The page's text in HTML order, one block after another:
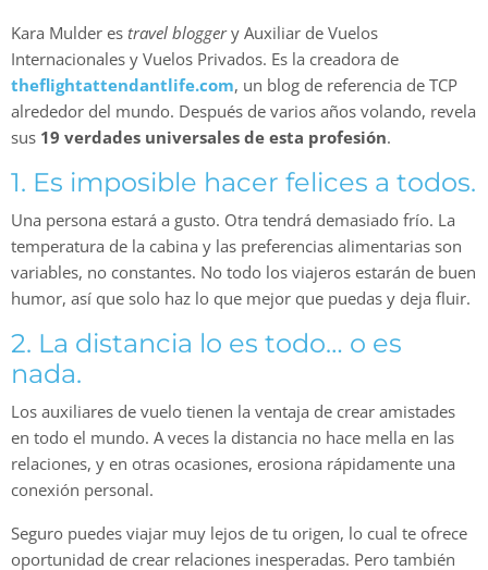
Kara Mulder es travel bloggery Auxiliar de Vuelos
Internacionales y Vuelos Privados. Es la creadora de
theflightattendantlife.com, un blog de referencia de TCP
alrededor del mundo. Después de varios años volando, revela
sus 19 verdades universales de esta profesión.
1. Es imposible hacer felices a todos.
Una persona estará a gusto. Otra tendrá demasiado frío. La
temperatura de la cabina y las preferencias alimentarias son
variables, no constantes. No todo los viajeros estarán de buen
humor, así que solo haz lo que mejor que puedas y deja fluir.
2. La distancia lo es todo… o es
nada.
Los auxiliares de vuelo tienen la ventaja de crear amistades
en todo el mundo. A veces la distancia no hace mella en las
relaciones, y en otras ocasiones, erosiona rápidamente una
conexión personal.
Seguro puedes viajar muy lejos de tu origen, lo cual te ofrece
oportunidad de crear relaciones inesperadas. Pero también